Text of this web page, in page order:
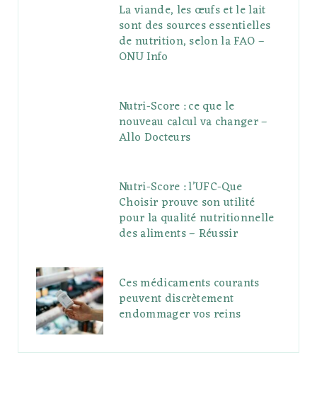
La viande, les œufs et le lait
sont des sources essentielles
de nutrition, selon la FAO –
ONU Info
Nutri-Score : ce que le
nouveau calcul va changer –
Allo Docteurs
Nutri-Score : l’UFC-Que
Choisir prouve son utilité
pour la qualité nutritionnelle
des aliments – Réussir
Ces médicaments courants
peuvent discrètement
endommager vos reins